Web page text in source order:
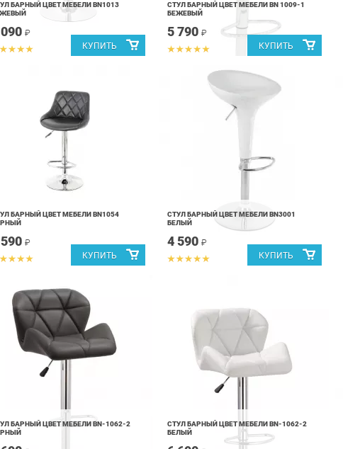
БАРНЫЙ ЦВЕТ МЕБЕЛИ BN1013
₽
СТУЛ БАРНЫЙ ЦВЕТ МЕБЕЛИ BN 1009-1
БЕЖЕВЫЙ
5 790 ₽
БАРНЫЙ ЦВЕТ МЕБЕЛИ BN1054
₽
СТУЛ БАРНЫЙ ЦВЕТ МЕБЕЛИ BN3001
БЕЛЫЙ
4 590 ₽
БАРНЫЙ ЦВЕТ МЕБЕЛИ BN-1062-2
СТУЛ БАРНЫЙ ЦВЕТ МЕБЕЛИ BN-1062-2
БЕЛЫЙ